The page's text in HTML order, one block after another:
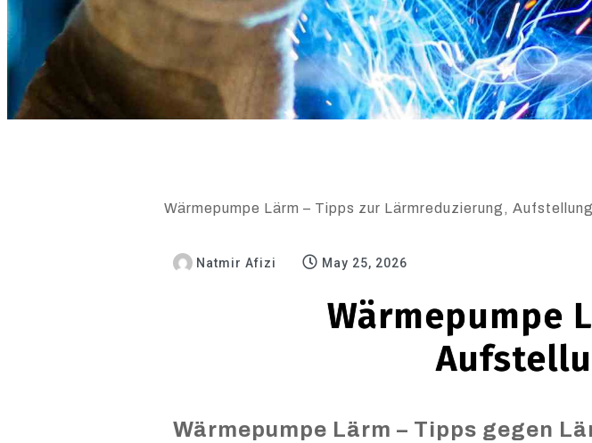
Wärmepumpe Lärm – Tipps zur Lärmreduzierung,
Natmir Afizi May 25, 2026
Wärmepumpe
Wärmepumpe Lärm – Tipps gegen